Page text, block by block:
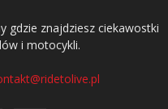
gdzie znajdziesz ciekawostki
i motocykli.